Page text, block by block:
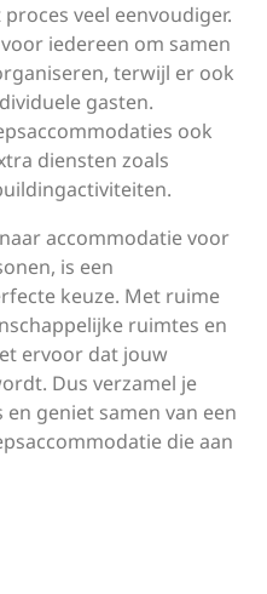
veel eenvoudiger.
iedereen om samen
terwijl er ook
gasten.
ook
diensten zoals
accommodatie voor
is een
keuze. Met ruime
ruimtes en
ervoor dat jouw
Dus verzamel je
geniet samen van een
die aan